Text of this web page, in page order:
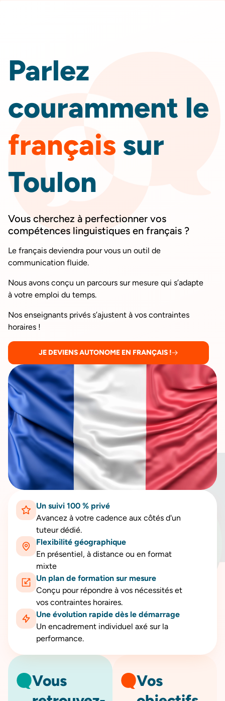
Parlez
couramment le
français sur
Toulon
Vous cherchez à perfectionner vos
compétences linguistiques en français ?
Le français deviendra pour vous un outil de
communication fluide.
Nous avons conçu un parcours sur mesure qui s’adapte
à votre emploi du temps.
Nos enseignants privés s’ajustent à vos contraintes
horaires !
JE DEVIENS AUTONOME EN FRANÇAIS !
Un suivi 100 % privé
Avancez à votre cadence aux côtés d'un
tuteur dédié.
Flexibilité géographique
En présentiel, à distance ou en format
mixte
Un plan de formation sur mesure
Conçu pour répondre à vos nécessités et
vos contraintes horaires.
Une évolution rapide dès le démarrage
Un encadrement individuel axé sur la
performance.
Vous
Vos